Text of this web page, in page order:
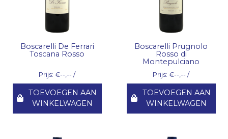
Boscarelli De Ferrari
Toscana Rosso
Prijs: €--,-- /
TOEVOEGEN AAN
WINKELWAGEN
Boscarelli Prugnolo
Rosso di
Montepulciano
Prijs: €--,-- /
TOEVOEGEN AAN
WINKELWAGEN